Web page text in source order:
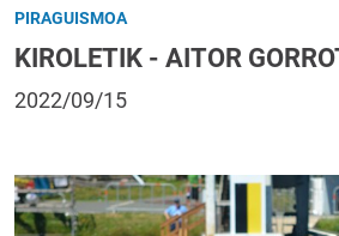
PIRAGUISMOA
KIROLETIK - AITOR
2022/09/15